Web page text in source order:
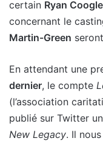
certain Ryan
concernant le
Martin-Green
En attendant une
dernier, le compte
(l’association
publié sur Twitter
New Legacy. Il